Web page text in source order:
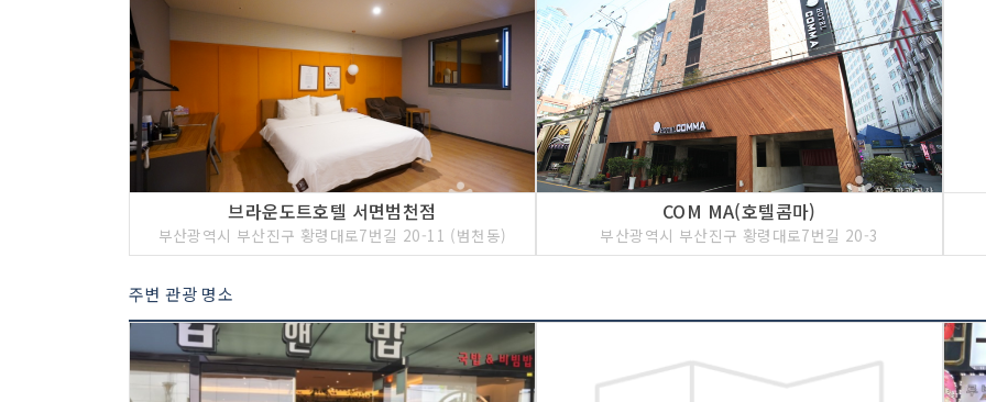
브라운도트호텔 서면범천점
부산광역시 부산진구 황령대로7번길 20-11 (범천동)
COM MA(호텔콤마)
부산광역시 부산진구 황령대로7번길 20-3
주변 관광 명소